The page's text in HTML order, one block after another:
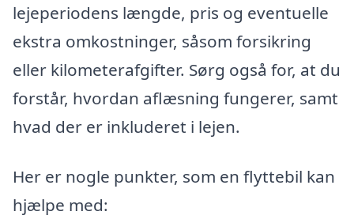
lejeperiodens længde, pris og eventuelle
ekstra omkostninger, såsom forsikring
eller kilometerafgifter. Sørg også for, at du
forstår, hvordan aflæsning fungerer, samt
hvad der er inkluderet i lejen.
Her er nogle punkter, som en flyttebil kan
hjælpe med: